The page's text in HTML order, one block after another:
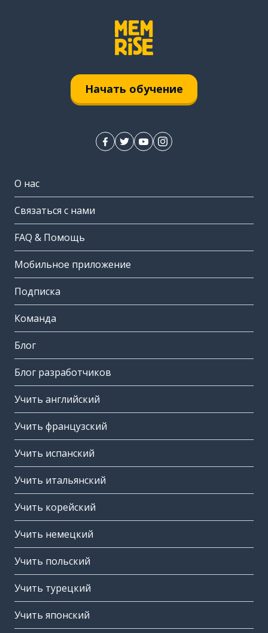
Начать обучение
О нас
Связаться с нами
FAQ & Помощь
Мобильное приложение
Подписка
Команда
Блог
Блог разработчиков
Учить английский
Учить французский
Учить испанский
Учить итальянский
Учить корейский
Учить немецкий
Учить польский
Учить турецкий
Учить японский